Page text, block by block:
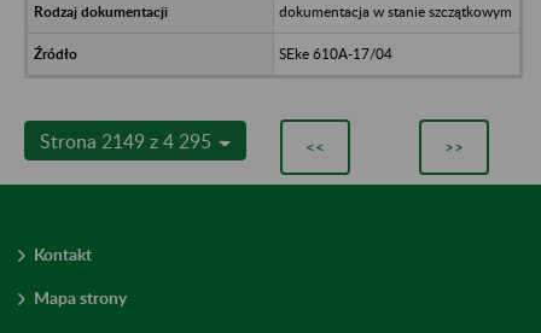
dokumentacja w stanie szczątkowym
SEke 610A-17/04
Strona 2149 z 4 295 << >>
Kontakt
Mapa strony